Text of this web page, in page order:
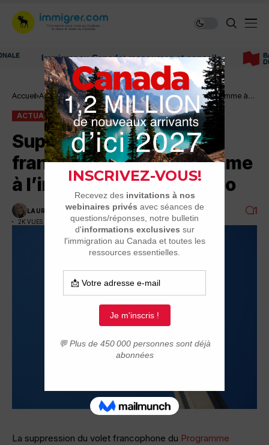
Immigrer au Canada: ressources et conseils
Accueil Actualité Suppression du volet francophone du programme à
l’immigration en Ontario
ACTUALITÉ
Suppression du volet
francophone du programme
à l’immigration en Ontario
LAURENCE NADEAU 6 JUILLET 2026
4 MINUTES DE LECTURE
2K VUES
1
La suppression du volet francophone du Programme